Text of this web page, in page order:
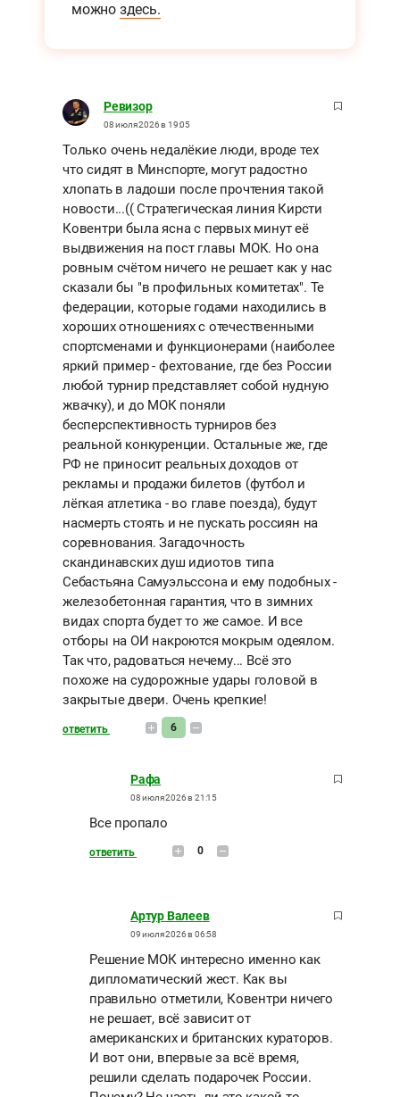
можно здесь.
Ревизор
08 июля 2026 в 19:05
Только очень недалёкие люди, вроде тех
что сидят в Минспорте, могут радостно
хлопать в ладоши после прочтения такой
новости...(( Стратегическая линия Кирсти
Ковентри была ясна с первых минут её
выдвижения на пост главы МОК. Но она
ровным счётом ничего не решает как у нас
сказали бы "в профильных комитетах". Те
федерации, которые годами находились в
хороших отношениях с отечественными
спортсменами и функционерами (наиболее
яркий пример - фехтование, где без России
любой турнир представляет собой нудную
жвачку), и до МОК поняли
бесперспективность турниров без
реальной конкуренции. Остальные же, где
РФ не приносит реальных доходов от
рекламы и продажи билетов (футбол и
лёгкая атлетика - во главе поезда), будут
насмерть стоять и не пускать россиян на
соревнования. Загадочность
скандинавских душ идиотов типа
Себастьяна Самуэльссона и ему подобных -
железобетонная гарантия, что в зимних
видах спорта будет то же самое. И все
отборы на ОИ накроются мокрым одеялом.
Так что, радоваться нечему... Всё это
похоже на судорожные удары головой в
закрытые двери. Очень крепкие!
ответить 6
Рафа
08 июля 2026 в 21:15
Все пропало
ответить 0
Артур Валеев
09 июля 2026 в 06:58
Решение МОК интересно именно как
дипломатический жест. Как вы
правильно отметили, Ковентри ничего
не решает, всё зависит от
американских и британских кураторов.
И вот они, впервые за всё время,
решили сделать подарочек России.